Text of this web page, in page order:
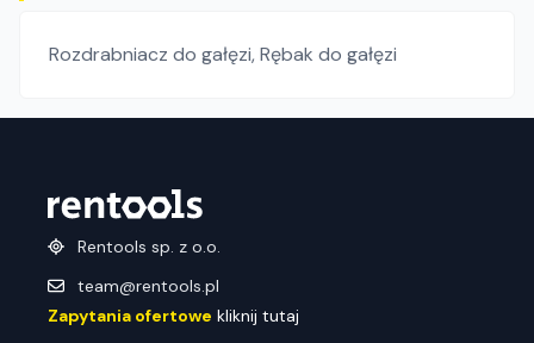
Rozdrabniacz do gałęzi,Rębak do gałęzi
Rentools sp. z o.o.
team@rentools.pl
Zapytania ofertowe kliknij tutaj